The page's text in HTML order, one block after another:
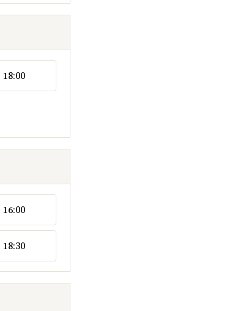
18:00
16:00
18:30